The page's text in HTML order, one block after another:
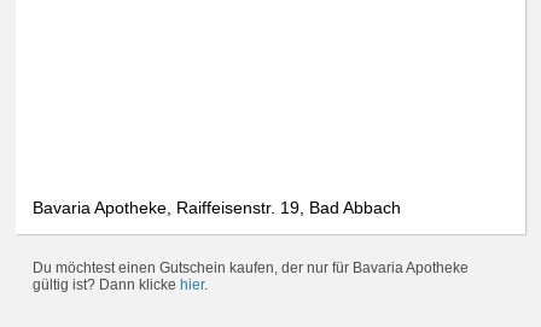
Bavaria Apotheke, Raiffeisenstr. 19, Bad Abbach
Du möchtest einen Gutschein kaufen, der nur für Bavaria Apotheke
gültig ist? Dann klicke hier.